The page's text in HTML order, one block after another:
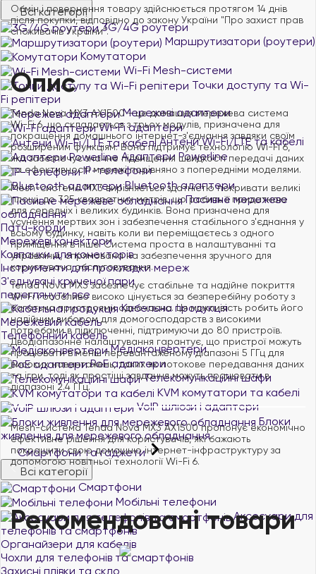
Всі категорії
3G/4G роутери
Маршрутизатори (роутери)
Комутатори
Wi-Fi Mesh-системи
Точки доступу та Wi-
Fi репітери
Мережеві адаптери
Wi-Fi адаптери
Антени Wi-Fi/LTE та кабелі
Адаптери Powerline
IP-телефони
Bluetooth адаптери
Пасивне мережеве
обладнання
Патч-корди
Мережеві конектори
Ковпачки для конекторів
Інструменти для прокладки мереж
З'єднувачі крученої пари
переглянути все
Кабельна продукція
Мережевий кабель
Телефонний кабель
Медіаконвертери
PoE адаптери
Телекомунікаційні шафи
KVM комутатори та кабелі
VoIP шлюзи і адаптери
Блоки
живлення для мережевого обладнання
Смартфони та гаджети
Всі категорії
Смартфони
Мобільні телефони
Аксесуари для
телефонів та смартфонів
Органайзери для кабелів
Чохли для телефонів та смартфонів
Захисні плівки та скло
Обмін і повернення товару здійснюється протягом 14 днів
після покупки, відповідно до закону України "Про захист прав
споживачів України".
Опис
Tenda Nova MX3 AX1500 - це домашня мережева система
Wi-Fi 6, що складається з трьох модулів, призначена для
покращення домашнього інтернет-з'єднання завдяки своїм
розширеним функціям. Вона підтримує технологію Wi-Fi 6,
яка забезпечує значне підвищення швидкості передачі даних
та ефективності мережі порівняно з попередніми моделями.
Mesh-система MX3 вирізняється здатністю покривати великі
площі, до 325 квадратних метрів, що робить її придатною
для середніх і великих будинків. Вона призначена для
усунення мертвих зон і забезпечення стабільного з'єднання у
всьому будинку, навіть коли ви переміщаєтесь з одного
приміщення в інше. Система проста в налаштуванні та
управлінні, спрямована на забезпечення зручного для
користувача обслуговування.
Tenda Nova MX3 забезпечує стабільне та надійне покриття
Wi-Fi і особливо високо цінується за безперебійну роботу з
багатьма пристроями одночасно. Ця можливість робить його
надійним вибором для домогосподарств з високими
потребами в підключенні, підтримуючи до 80 пристроїв.
Дводіапазонне налаштування гарантує, що пристрої можуть
працювати в менш перевантаженому діапазоні 5 ГГц для
високих навантажень, таких як потокове передавання даних
та ігри, тоді як простіші завдання можуть працювати в
діапазоні 2.4 ГГц.
Mesh-система Tenda Nova MX3 AX1500 пропонує економічно
ефективне рішення для користувачів, які бажають
покращити свою домашню інтернет-інфраструктуру за
допомогою новітньої технології Wi-Fi 6.
Рекомендовані товари